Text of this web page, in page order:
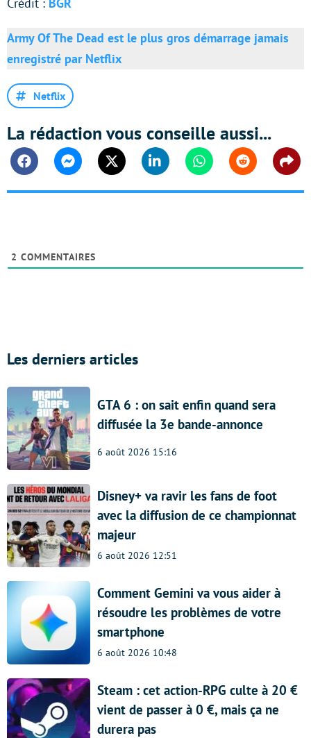
Army Of The Dead est le plus gros démarrage jamais
enregistré par Netflix
Netflix
La rédaction vous conseille aussi...
FacebookMessengerTwitter Linkedin WhatsappReddit
2 COMMENTAIRES
Les derniers articles
GTA 6 : on sait enfin quand sera
diffusée la 3e bande-annonce
6 août 2026 15:16
Disney+ va ravir les fans de foot
avec la diffusion de ce championnat
majeur
6 août 2026 12:51
Comment Gemini va vous aider à
résoudre les problèmes de votre
smartphone
6 août 2026 10:48
Steam : cet action-RPG culte à 20 €
vient de passer à 0 €, mais ça ne
durera pas